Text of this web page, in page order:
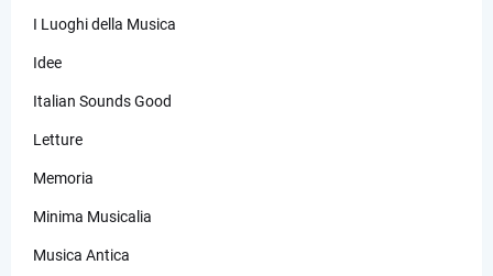
I Luoghi della Musica
Idee
Italian Sounds Good
Letture
Memoria
Minima Musicalia
Musica Antica